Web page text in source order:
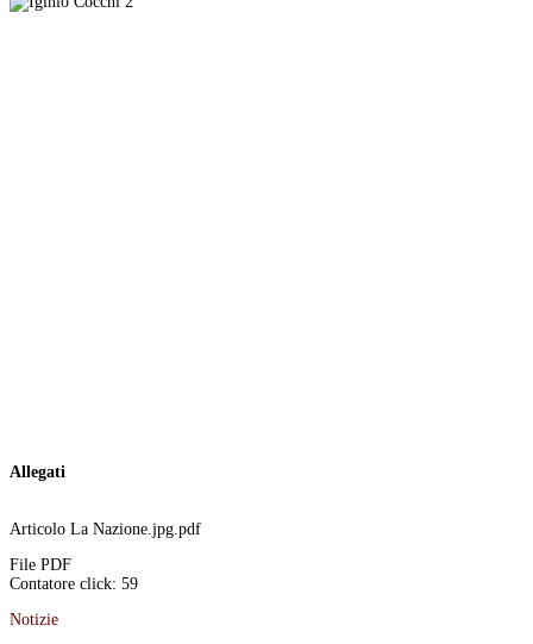
Allegati
Articolo La Nazione.jpg.pdf
File PDF
Contatore click: 59
Notizie